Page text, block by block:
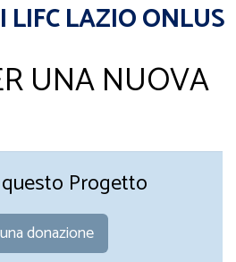
LIFC LAZIO ONLUS
UNA NUOVA
Progetto
donazione